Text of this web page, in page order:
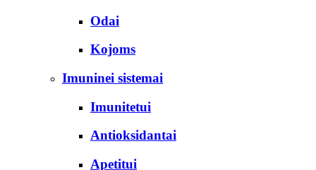
Odai
Kojoms
Imuninei sistemai
Imunitetui
Antioksidantai
Apetitui